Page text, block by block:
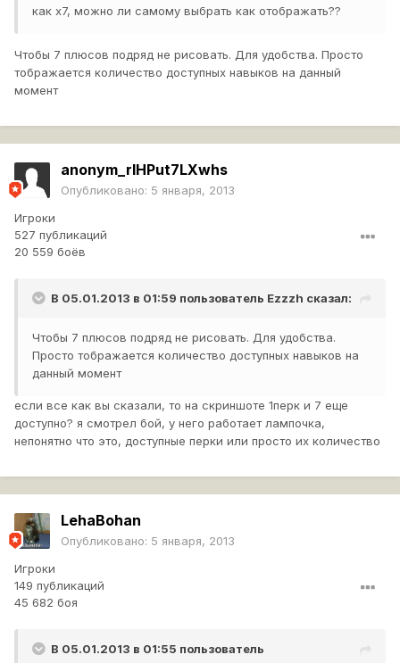
как х7, можно ли самому выбрать как отображать??
Чтобы 7 плюсов подряд не рисовать. Для удобства. Просто
тображается количество доступных навыков на данный
момент
anonym_rlHPut7LXwhs
Опубликовано: 5 января, 2013
Игроки
527 публикаций
20 559 боёв
В 05.01.2013 в 01:59 пользователь Ezzzh сказал:
Чтобы 7 плюсов подряд не рисовать. Для удобства.
Просто тображается количество доступных навыков на
данный момент
если все как вы сказали, то на скриншоте 1перк и 7 еще
доступно? я смотрел бой, у него работает лампочка,
непонятно что это, доступные перки или просто их количество
LehaBohan
Опубликовано: 5 января, 2013
Игроки
149 публикаций
45 682 боя
В 05.01.2013 в 01:55 пользователь